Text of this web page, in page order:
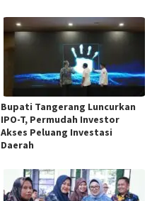
Bupati Tangerang Luncurkan
IPO-T, Permudah Investor
Akses Peluang Investasi
Daerah